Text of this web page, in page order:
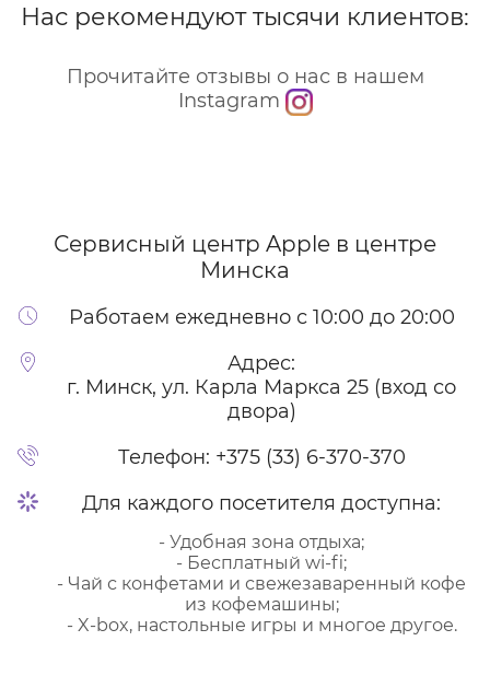
Нас рекомендуют тысячи клиентов:
Прочитайте отзывы о нас в нашем
Instagram
Сервисный центр Apple в центре
Минска
Работаем ежедневно с 10:00 до 20:00
Адрес:
г. Минск, ул. Карла Маркса 25 (вход со
двора)
Телефон: +375 (33) 6-370-370
Для каждого посетителя доступна:
- Удобная зона отдыха;
- Бесплатный wi-fi;
- Чай с конфетами и свежезаваренный кофе
из кофемашины;
- X-box, настольные игры и многое другое.